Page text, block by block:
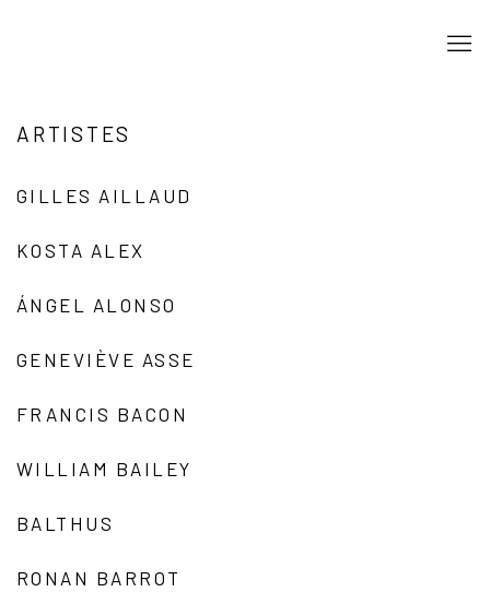
ARTISTES
GILLES AILLAUD
KOSTA ALEX
ÁNGEL ALONSO
GENEVIÈVE ASSE
FRANCIS BACON
WILLIAM BAILEY
BALTHUS
RONAN BARROT